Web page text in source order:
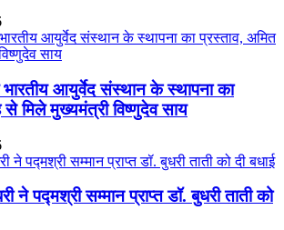
आयुर्वेद संस्थान के स्थापना का
से मिले मुख्यमंत्री विष्णुदेव साय
ने पद्मश्री सम्मान प्राप्त डॉ. बुधरी ताती को